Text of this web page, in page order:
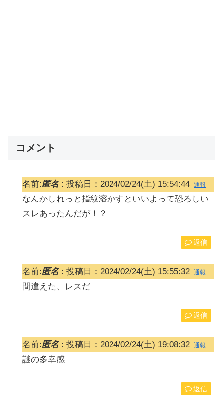
コメント
名前:匿名: 投稿日：2024/02/24(土) 15:54:44 通報
なんかしれっと指紋溶かすといいよって恐ろしい
スレあったんだが！？
返信
名前:匿名: 投稿日：2024/02/24(土) 15:55:32 通報
間違えた、レスだ
返信
名前:匿名: 投稿日：2024/02/24(土) 19:08:32 通報
謎の多幸感
返信